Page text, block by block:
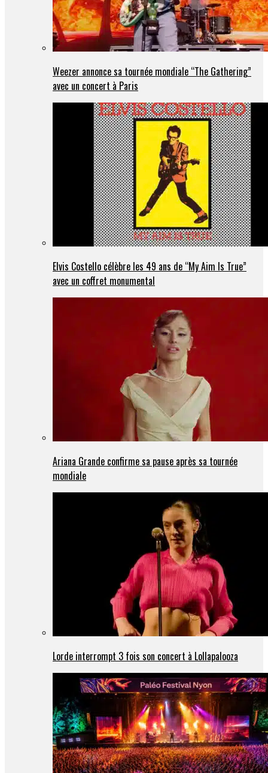
Weezer annonce sa tournée mondiale “The Gathering”
avec un concert à Paris
Elvis Costello célèbre les 49 ans de “My Aim Is True”
avec un coffret monumental
Ariana Grande confirme sa pause après sa tournée
mondiale
Lorde interrompt 3 fois son concert à Lollapalooza